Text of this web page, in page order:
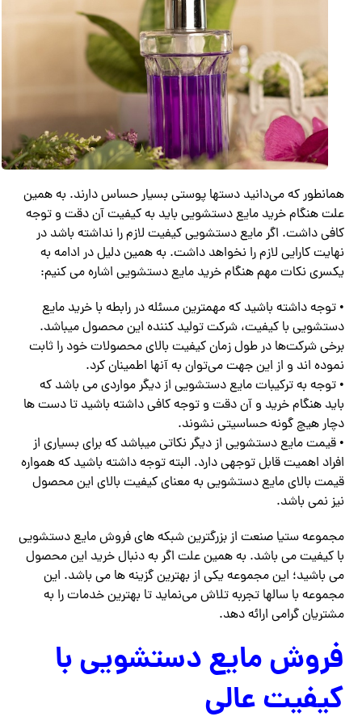
همانطور که می‌دانید دستها پوستی بسیار حساس دارند. به همین
علت هنگام خرید مایع دستشویی باید به کیفیت آن دقت و توجه
کافی داشت. اگر مایع دستشویی کیفیت لازم را نداشته باشد در
نهایت کارایی لازم را نخواهد داشت. به همین دلیل در ادامه به
یکسری نکات مهم هنگام خرید مایع دستشویی اشاره می کنیم:
• توجه داشته باشید که مهمترین مسئله در رابطه با خرید مایع
دستشویی با کیفیت، شرکت تولید کننده این محصول میباشد.
برخی شرکت‌ها در طول زمان کیفیت بالای محصولات خود را ثابت
نموده اند و از این جهت می‌توان به آنها اطمینان کرد.
• توجه به ترکیبات مایع دستشویی از دیگر مواردی می باشد که
باید هنگام خرید و آن دقت و توجه کافی داشته باشید تا دست ها
دچار هیچ گونه حساسیتی نشوند.
• قیمت مایع دستشویی از دیگر نکاتی میباشد که برای بسیاری از
افراد اهمیت قابل توجهی دارد. البته توجه داشته باشید که همواره
قیمت بالای مایع دستشویی به معنای کیفیت بالای این محصول
نیز نمی باشد.
مجموعه ستیا صنعت از بزرگترین شبکه های فروش مایع دستشویی
با کیفیت می باشد. به همین علت اگر به دنبال خرید این محصول
می باشید؛ این مجموعه یکی از بهترین گزینه ها می باشد. این
مجموعه با سالها تجربه تلاش می‌نماید تا بهترین خدمات را به
مشتریان گرامی ارائه دهد.
فروش مایع دستشویی با
کیفیت عالی